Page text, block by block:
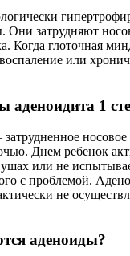
Они затрудняют
Когда глоточная
или
1
Днем ребенок
ушах или не
с проблемой.
не
аденоиды?